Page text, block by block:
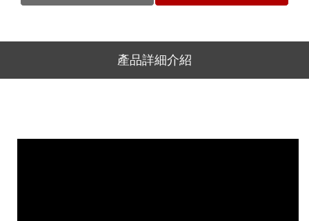
產品詳細介紹